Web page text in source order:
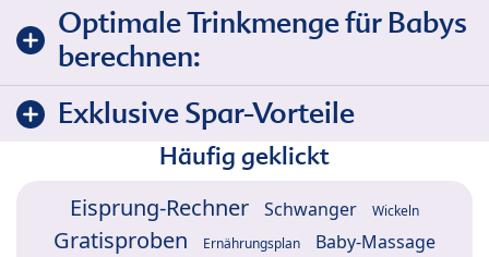
Optimale Trinkmenge für Babys
berechnen:
Exklusive Spar-Vorteile
Häufig geklickt
Eisprung-Rechner Schwanger Wickeln
Gratisproben Ernährungsplan Baby-Massage